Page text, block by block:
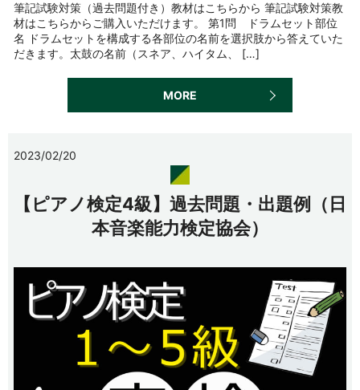
筆記試験対策（過去問題付き）教材はこちらから 筆記試験対策教
材はこちらからご購入いただけます。 第1問 ドラムセット部位
名 ドラムセットを構成する各部位の名前を選択肢から答えていた
だきます。太鼓の名前（スネア、ハイタム、 […]
MORE
2023/02/20
【ピアノ検定4級】過去問題・出題例（日
本音楽能力検定協会）